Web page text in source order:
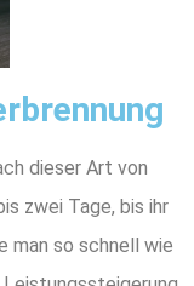
dieser Art von
zwei Tage, bis ihr
man so schnell wie